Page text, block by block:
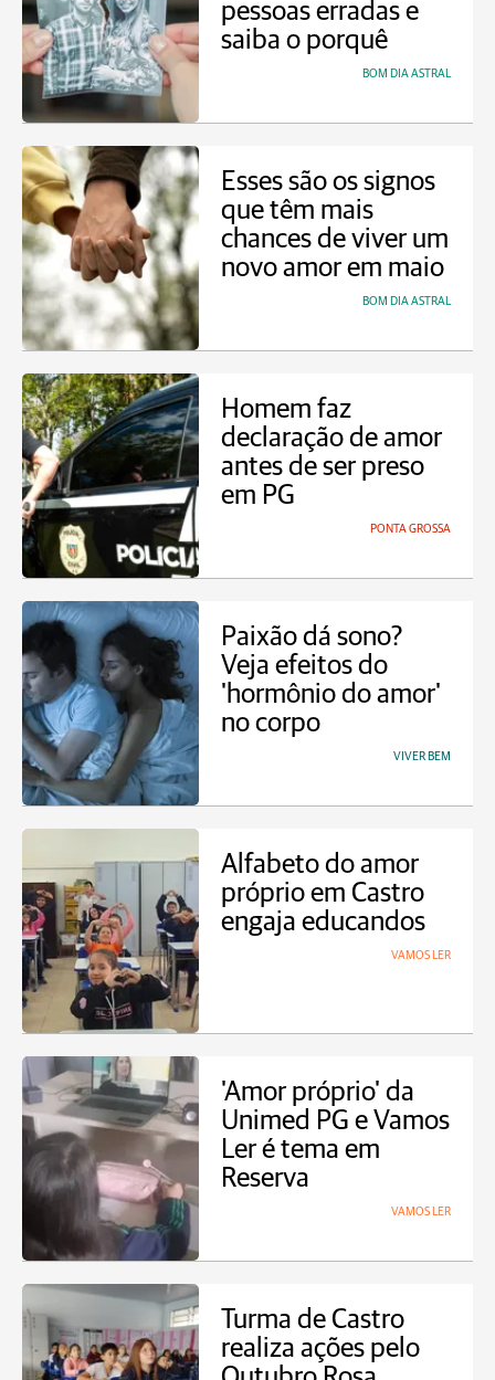
pessoas erradas e
saiba o porquê
BOM DIA ASTRAL
Esses são os signos
que têm mais
chances de viver um
novo amor em maio
BOM DIA ASTRAL
Homem faz
declaração de amor
antes de ser preso
em PG
PONTA GROSSA
Paixão dá sono?
Veja efeitos do
'hormônio do amor'
no corpo
VIVER BEM
Alfabeto do amor
próprio em Castro
engaja educandos
VAMOS LER
'Amor próprio' da
Unimed PG e Vamos
Ler é tema em
Reserva
VAMOS LER
Turma de Castro
realiza ações pelo